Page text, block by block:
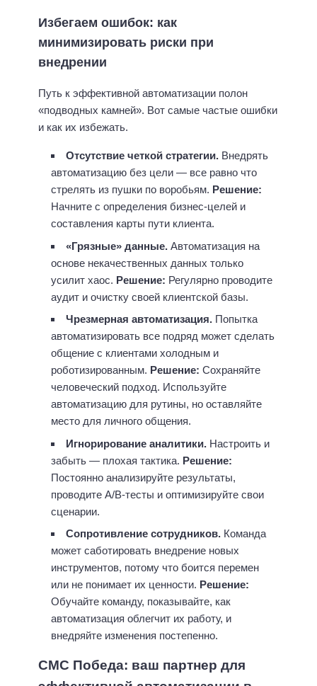
Избегаем ошибок: как
минимизировать риски при
внедрении
Путь к эффективной автоматизации полон
«подводных камней». Вот самые частые ошибки
и как их избежать.
Отсутствие четкой стратегии. Внедрять
автоматизацию без цели — все равно что
стрелять из пушки по воробьям. Решение:
Начните с определения бизнес-целей и
составления карты пути клиента.
«Грязные» данные. Автоматизация на
основе некачественных данных только
усилит хаос. Решение: Регулярно проводите
аудит и очистку своей клиентской базы.
Чрезмерная автоматизация. Попытка
автоматизировать все подряд может сделать
общение с клиентами холодным и
роботизированным. Решение: Сохраняйте
человеческий подход. Используйте
автоматизацию для рутины, но оставляйте
место для личного общения.
Игнорирование аналитики. Настроить и
забыть — плохая тактика. Решение:
Постоянно анализируйте результаты,
проводите A/B-тесты и оптимизируйте свои
сценарии.
Сопротивление сотрудников. Команда
может саботировать внедрение новых
инструментов, потому что боится перемен
или не понимает их ценности. Решение:
Обучайте команду, показывайте, как
автоматизация облегчит их работу, и
внедряйте изменения постепенно.
СМС Победа: ваш партнер для